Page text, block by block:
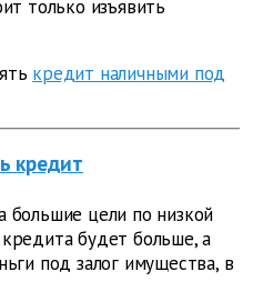
только изъявить
кредит наличными под
кредит
большие цели по низкой
будет больше, а
под залог имущества, в